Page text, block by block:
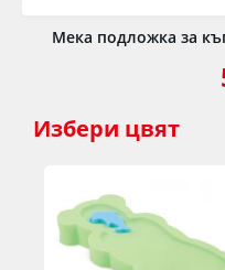
Мека подложка за
Избери цвят